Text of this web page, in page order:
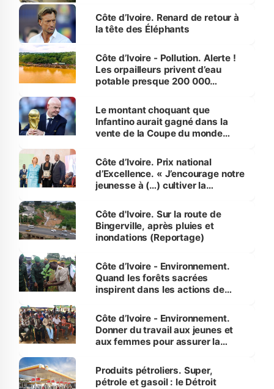
Côte d’Ivoire. Renard de retour à
la tête des Éléphants
Côte d’Ivoire - Pollution. Alerte !
Les orpailleurs privent d’eau
potable presque 200 000
Le montant choquant que
Infantino aurait gagné dans la
vente de la Coupe du monde
Côte d’Ivoire. Prix national
d’Excellence. « J’encourage notre
jeunesse à (…) cultiver la
(Alassane Ouattara
Côte d'Ivoire. Sur la route de
Bingerville, après pluies et
inondations (Reportage)
Côte d’Ivoire - Environnement.
Quand les forêts sacrées
inspirent dans les actions de
Côte d’Ivoire - Environnement.
Donner du travail aux jeunes et
aux femmes pour assurer la
menacées
Produits pétroliers. Super,
pétrole et gasoil : le Détroit